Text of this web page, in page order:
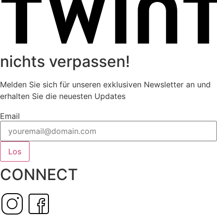
nichts verpassen!
Melden Sie sich für unseren exklusiven Newsletter an und
erhalten Sie die neuesten Updates
Email
Los
CONNECT